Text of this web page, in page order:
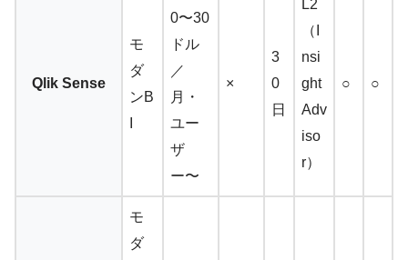
Qlik Sense
モ
ダ
ンB
0〜30
ドル
／
月・
ユー
ザ
ー〜
×
3
0
日
L2
（I
nsi
ght
Adv
iso
r）
○ ○
モ
ダ